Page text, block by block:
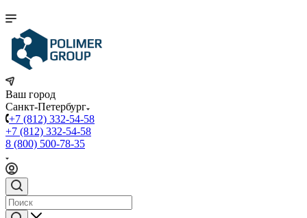
Ваш город
Санкт-Петербург
+7 (812) 332-54-58
+7 (812) 332-54-58
8 (800) 500-78-35